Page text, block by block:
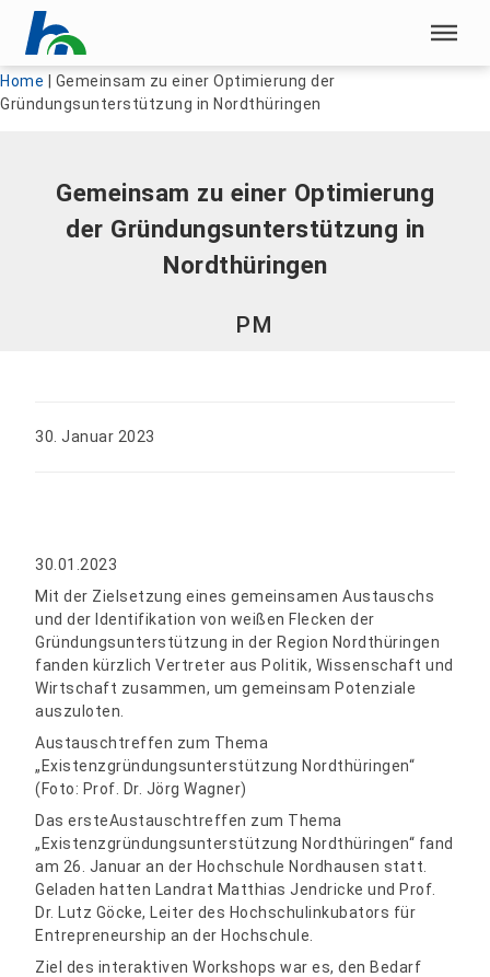
Menü überspringen
Menü überspringen
Home
Gemeinsam zu einer Optimierung der
Gründungsunterstützung in Nordthüringen
Gemeinsam zu einer Optimierung
der Gründungsunterstützung in
Nordthüringen
PM
30. Januar 2023
30.01.2023
Mit der Zielsetzung eines gemeinsamen Austauschs
und der Identifikation von weißen Flecken der
Gründungsunterstützung in der Region Nordthüringen
fanden kürzlich Vertreter aus Politik, Wissenschaft und
Wirtschaft zusammen, um gemeinsam Potenziale
auszuloten.
Austauschtreffen zum Thema
„Existenzgründungsunterstützung Nordthüringen“
(Foto: Prof. Dr. Jörg Wagner)
Das ersteAustauschtreffen zum Thema
„Existenzgründungsunterstützung Nordthüringen“ fand
am 26. Januar an der Hochschule Nordhausen statt.
Geladen hatten Landrat Matthias Jendricke und Prof.
Dr. Lutz Göcke, Leiter des Hochschulinkubators für
Entrepreneurship an der Hochschule.
Ziel des interaktiven Workshops war es, den Bedarf